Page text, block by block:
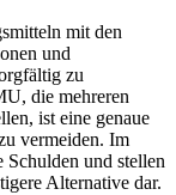
mit den
und
zu
die mehreren
ist eine genaue
vermeiden. Im
Schulden und stellen
Alternative dar.